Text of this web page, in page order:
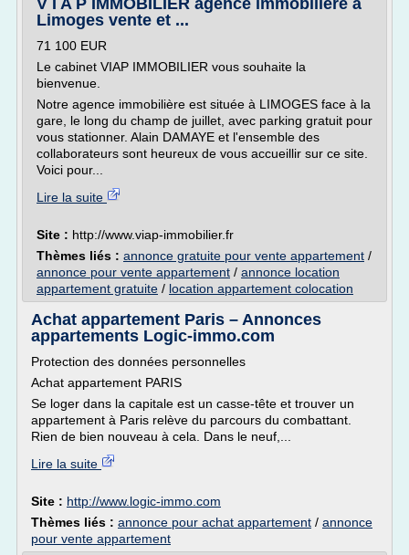
V I A P IMMOBILIER agence immobilière à
Limoges vente et ...
71 100 EUR
Le cabinet VIAP IMMOBILIER vous souhaite la
bienvenue.
Notre agence immobilière est située à LIMOGES face à la
gare, le long du champ de juillet, avec parking gratuit pour
vous stationner. Alain DAMAYE et l'ensemble des
collaborateurs sont heureux de vous accueillir sur ce site.
Voici pour...
Lire la suite
Site : http://www.viap-immobilier.fr
Thèmes liés : annonce gratuite pour vente appartement /
annonce pour vente appartement / annonce location
appartement gratuite / location appartement colocation
Achat appartement Paris – Annonces
appartements Logic-immo.com
Protection des données personnelles
Achat appartement PARIS
Se loger dans la capitale est un casse-tête et trouver un
appartement à Paris relève du parcours du combattant.
Rien de bien nouveau à cela. Dans le neuf,...
Lire la suite
Site : http://www.logic-immo.com
Thèmes liés : annonce pour achat appartement / annonce
pour vente appartement